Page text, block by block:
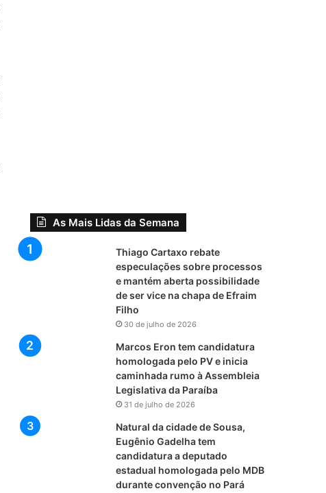
As Mais Lidas da Semana
Thiago Cartaxo rebate
especulações sobre processos
e mantém aberta possibilidade
de ser vice na chapa de Efraim
Filho
30 de julho de 2026
Marcos Eron tem candidatura
homologada pelo PV e inicia
caminhada rumo à Assembleia
Legislativa da Paraíba
31 de julho de 2026
Natural da cidade de Sousa,
Eugênio Gadelha tem
candidatura a deputado
estadual homologada pelo MDB
durante convenção no Pará